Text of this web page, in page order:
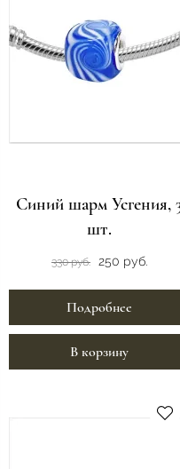
Синий шарм Усгения,
шт.
330 руб. 250 руб.
Подробнее
В корзину